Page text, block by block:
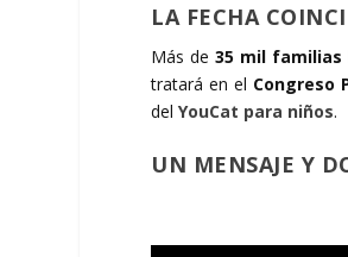
LA FECHA
Más de35 mil familias
tratará en el Congreso
delYouCat para niños.
UN MENSAJE Y